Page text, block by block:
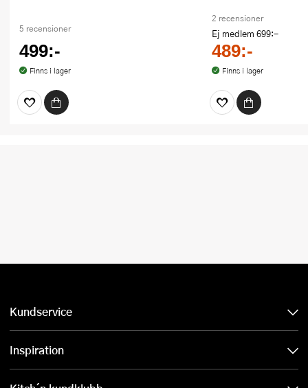
5 recensioner
499:-
Finns i lager
2 recensioner
Ej medlem 699:-
489:-
Finns i lager
Kundservice
Inspiration